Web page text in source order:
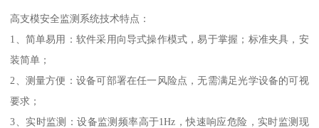
高支模安全监测系统技术特点：
1、简单易用：软件采用向导式操作模式，易于掌握；标准夹具，安
装简单；
2、测量方便：设备可部署在任一风险点，无需满足光学设备的可视
要求；
3、实时监测：设备监测频率高于1Hz，快速响应危险，实时监测现